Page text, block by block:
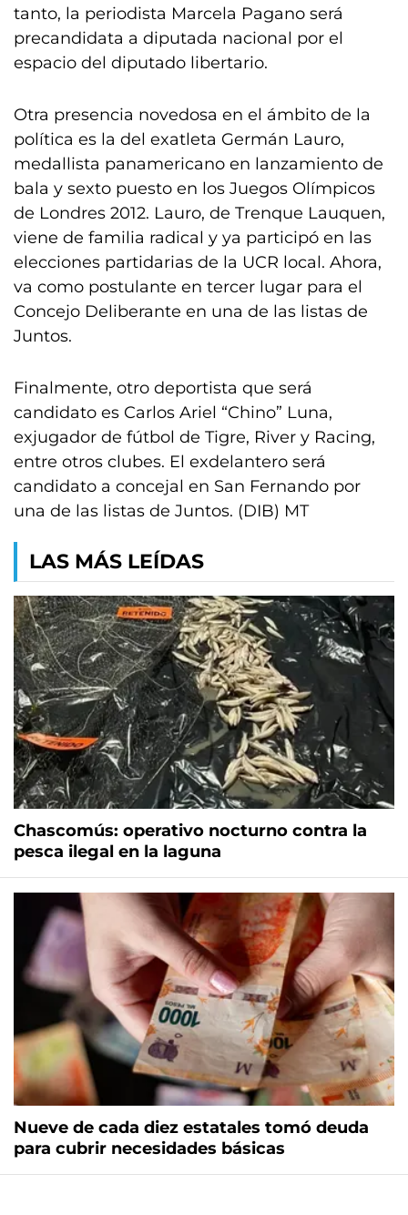
tanto, la periodista Marcela Pagano será
precandidata a diputada nacional por el
espacio del diputado libertario.
Otra presencia novedosa en el ámbito de la
política es la del exatleta Germán Lauro,
medallista panamericano en lanzamiento de
bala y sexto puesto en los Juegos Olímpicos
de Londres 2012. Lauro, de Trenque Lauquen,
viene de familia radical y ya participó en las
elecciones partidarias de la UCR local. Ahora,
va como postulante en tercer lugar para el
Concejo Deliberante en una de las listas de
Juntos.
Finalmente, otro deportista que será
candidato es Carlos Ariel “Chino” Luna,
exjugador de fútbol de Tigre, River y Racing,
entre otros clubes. El exdelantero será
candidato a concejal en San Fernando por
una de las listas de Juntos. (DIB) MT
LAS MÁS LEÍDAS
Chascomús: operativo nocturno contra la
pesca ilegal en la laguna
Nueve de cada diez estatales tomó deuda
para cubrir necesidades básicas